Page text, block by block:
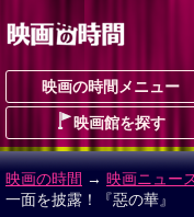
映画の時間メニュー
映画館を探す
映画の時間 → 映画ニュー
一面を披露！『惡の華』